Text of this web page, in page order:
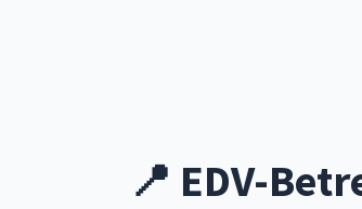
📍 EDV-